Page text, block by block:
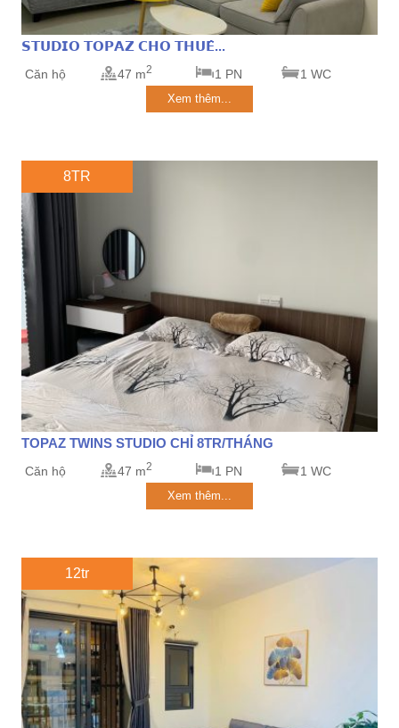
𝗦𝗧𝗨𝗗𝗜𝗢 𝗧𝗢𝗣𝗔𝗭 𝗖𝗛𝗢 𝗧𝗛𝗨𝗘̂...
Căn hộ 47 m2 1 PN 1 WC
Xem thêm...
8TR
TOPAZ TWINS STUDIO CHỈ 8TR/THÁNG
Căn hộ 47 m2 1 PN 1 WC
Xem thêm...
12tr